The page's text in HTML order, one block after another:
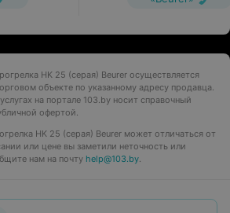
HK 25 (серая) Beurer осуществляется
объекте по указанному адресу продавца.
на портале 103.by носит справочный
офертой.
HK 25 (серая) Beurer может отличаться от
или цене вы заметили неточность или
нам на почту help@103.by.